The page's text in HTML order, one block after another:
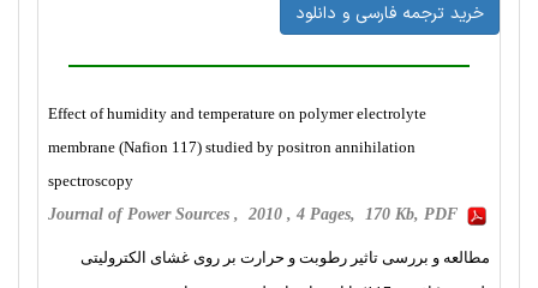
خرید ترجمه فارسی و دانلود
Effect of humidity and temperature on polymer electrolyte
membrane (Nafion 117) studied by positron annihilation
spectroscopy
Journal of Power Sources , 2010 , 4 Pages, 170 Kb, PDF
مطالعه و بررسی تاثیر رطوبت و حرارت بر روی غشای الکترولیتی